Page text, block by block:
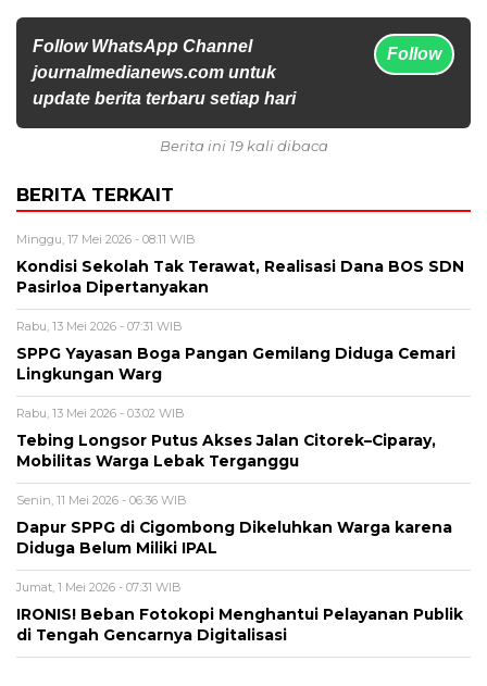
Follow WhatsApp Channel
journalmedianews.com untuk
update berita terbaru setiap hari
Follow
Berita ini 19 kali dibaca
BERITA TERKAIT
Minggu, 17 Mei 2026 - 08:11 WIB
Kondisi Sekolah Tak Terawat, Realisasi Dana BOS SDN
Pasirloa Dipertanyakan
Rabu, 13 Mei 2026 - 07:31 WIB
SPPG Yayasan Boga Pangan Gemilang Diduga Cemari
Lingkungan Warg
Rabu, 13 Mei 2026 - 03:02 WIB
Tebing Longsor Putus Akses Jalan Citorek–Ciparay,
Mobilitas Warga Lebak Terganggu
Senin, 11 Mei 2026 - 06:36 WIB
Dapur SPPG di Cigombong Dikeluhkan Warga karena
Diduga Belum Miliki IPAL
Jumat, 1 Mei 2026 - 07:31 WIB
IRONIS! Beban Fotokopi Menghantui Pelayanan Publik
di Tengah Gencarnya Digitalisasi